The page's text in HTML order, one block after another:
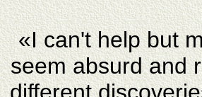
«I can't help but
seem absurd and